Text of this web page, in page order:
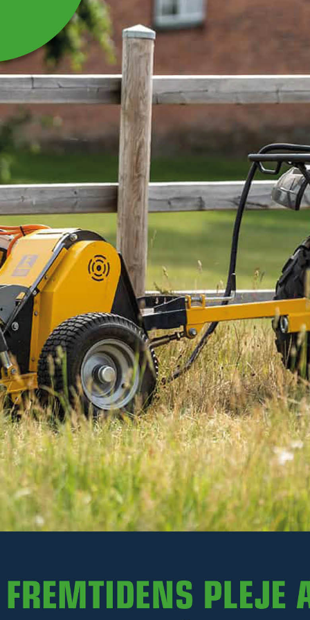
REFLEKS RUND RØD TIL
SKIVEHØSTER
Refleks rund rød til skivehøster
RS165/210H/250H/290H
Læs mere
Ekskl. moms
På lager
- +
LÆG I KURV